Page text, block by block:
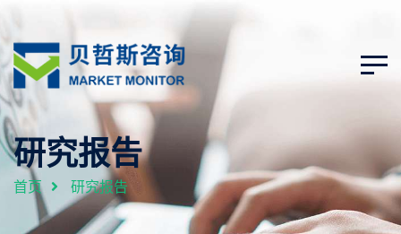
研究报告
首页 研究报告